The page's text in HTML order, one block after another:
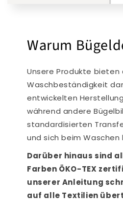
Warum
Unsere Produkte
Waschbeständigkeit
entwickelten
während andere
standardisierten
und sich beim Waschen
Darüber hinaus sind
Farben ÖKO-TEX
unserer Anleitung
auf alle Textilien